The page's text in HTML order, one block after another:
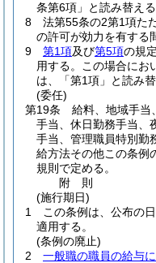
条第6項」と読み替える
8
法第55条の2第1項た
の許可が効力を有する
9
第1項及び第5項の規
用する。
この場合にお
は、「第1項」と読み
(委任)
第19条
給料、地域手当
手当、休日勤務手当、
手当、管理職員特別勤
給方法その他この条例
規則で定める。
附 則
(施行期日)
1
この条例は、公布の
適用する。
(条例の廃止)
2
一般職の職員の給与